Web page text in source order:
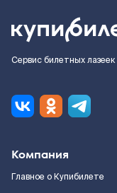
Сервис билетных лазеек
Компания
Главное о Купибилете